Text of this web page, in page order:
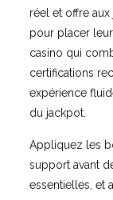
réel et offre
pour placer
casino qui
certifications
expérience
du jackpot.
Appliquez les
support avant
essentielles, et